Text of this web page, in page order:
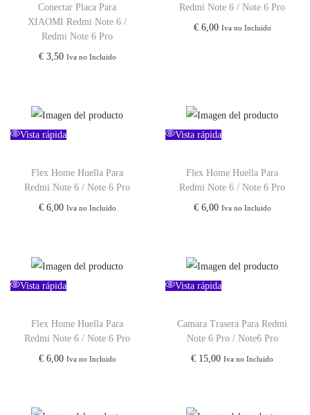
0
0
Conectar Placa Para
XIAOMI Redmi Note 6 /
Redmi Note 6 Pro
€3,50 Iva no Incluido
Redmi Note 6 / Note 6 Pro
€6,00 Iva no Incluido
Vista rápida
Flex Home Huella Para
Redmi Note 6 / Note 6 Pro
€6,00 Iva no Incluido
Vista rápida
Flex Home Huella Para
Redmi Note 6 / Note 6 Pro
€6,00 Iva no Incluido
Vista rápida
Flex Home Huella Para
Redmi Note 6 / Note 6 Pro
€6,00 Iva no Incluido
Vista rápida
Camara Trasera Para Redmi
Note 6 Pro / Note6 Pro
€ 15,00 Iva no Incluido